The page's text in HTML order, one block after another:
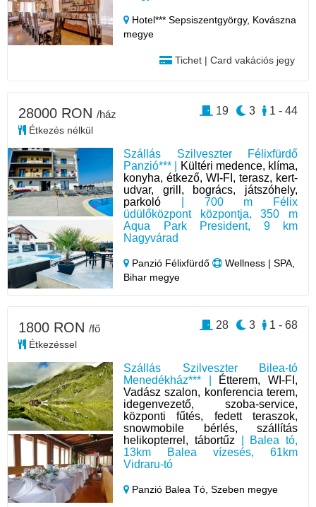
Hotel*** Sepsiszentgyörgy, Kovászna
megye
Tichet | Card vakációs jegy
Szállás Szilveszter Félixfürdő
Panzió*** |
Kültéri medence, klíma,
konyha, étkező, WI-FI, terasz, kert-
udvar, grill, bogrács, játszóhely,
parkoló | 700 m Félix
üdülőközpont központja, 350 m
Aqua Park President, 9 km
Nagyvárad
Panzió Félixfürdő
Wellness | SPA,
Bihar megye
28000 RON /ház
Étkezés nélkül
1 - 44
3
19
Szállás Szilveszter Bilea-tó
Menedékház*** | Étterem, WI-FI,
Vadász szalon, konferencia terem,
idegenvezető, szoba-service,
központi fűtés, fedett teraszok,
snowmobile bérlés, szállítás
helikopterrel, tábortűz | Balea tó,
13km Balea vízesés, 61km
Vidraru-tó
Panzió Balea Tó,Szeben megye
1800 RON /fő
Étkezéssel
1 - 68
3
28